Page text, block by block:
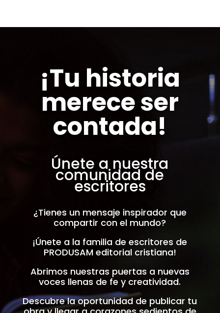
¡Tu historia
merece ser
contada!
Únete a nuestra
comunidad de
escritores
¿Tienes un mensaje inspirador que
compartir con el mundo?
¡Únete a la familia de escritores de
PRODUSAM editorial cristiana!
Abrimos nuestras puertas a nuevas
voces llenas de fe y creatividad.
Descubre la oportunidad de publicar tu